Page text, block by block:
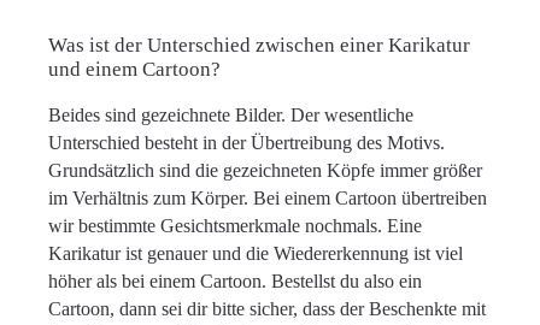
Was ist der Unterschied zwischen einer Karikatur
und einem Cartoon?
Beides sind gezeichnete Bilder. Der wesentliche
Unterschied besteht in der Übertreibung des Motivs.
Grundsätzlich sind die gezeichneten Köpfe immer größer
im Verhältnis zum Körper. Bei einem Cartoon übertreiben
wir bestimmte Gesichtsmerkmale nochmals. Eine
Karikatur ist genauer und die Wiedererkennung ist viel
höher als bei einem Cartoon. Bestellst du also ein
Cartoon, dann sei dir bitte sicher, dass der Beschenkte mit